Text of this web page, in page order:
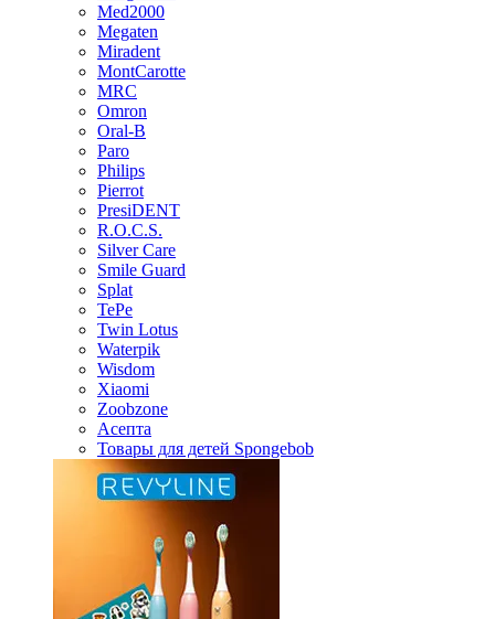
Med2000
Megaten
Miradent
MontCarotte
MRC
Omron
Oral-B
Paro
Philips
Pierrot
PresiDENT
R.O.C.S.
Silver Care
Smile Guard
Splat
TePe
Twin Lotus
Waterpik
Wisdom
Xiaomi
Zoobzone
Асепта
Товары для детей Spongebob